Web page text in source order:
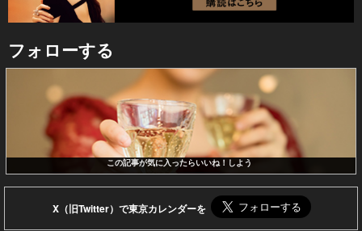
フォローする
この記事が気に入ったらいいね！しよう
X（旧Twitter）で東京カレンダーを